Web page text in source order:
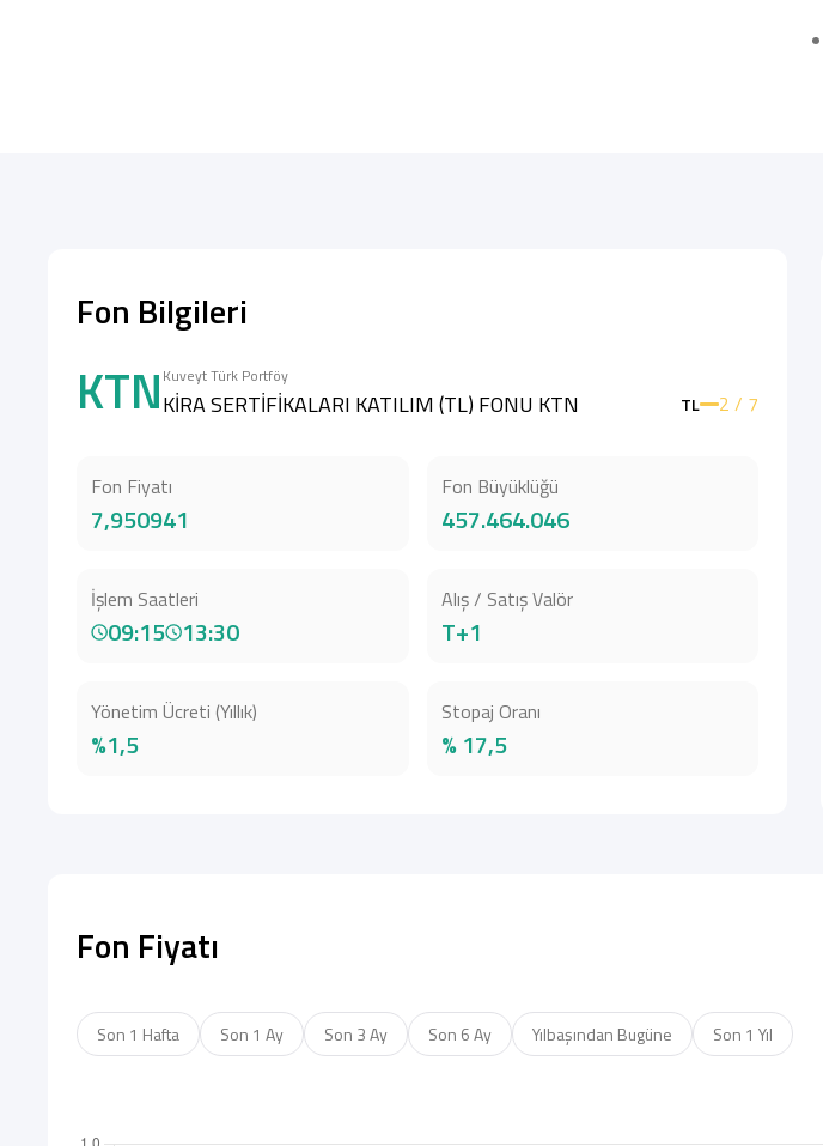
Fon Bilgileri
KTN Kuveyt Türk Portföy
KİRA SERTİFİKALARI KATILIM (TL) FONU KTN TL 2 / 7
Fon Fiyatı
7,950941
Fon Büyüklüğü
457.464.046
İşlem Saatleri
09:15 13:30
Alış / Satış Valör
T+1
Yönetim Ücreti (Yıllık)
%1,5
Stopaj Oranı
% 17,5
Fon Fiyatı
Son 1 Hafta Son 1 Ay Son 3 Ay Son 6 Ay Yılbaşından Bugüne Son 1 Yıl